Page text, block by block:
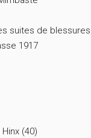
suites de
1917
(40)